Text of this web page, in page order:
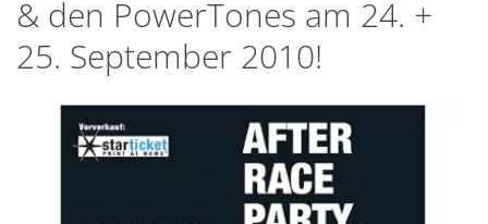
& den PowerTones am 24. +
25. September 2010!